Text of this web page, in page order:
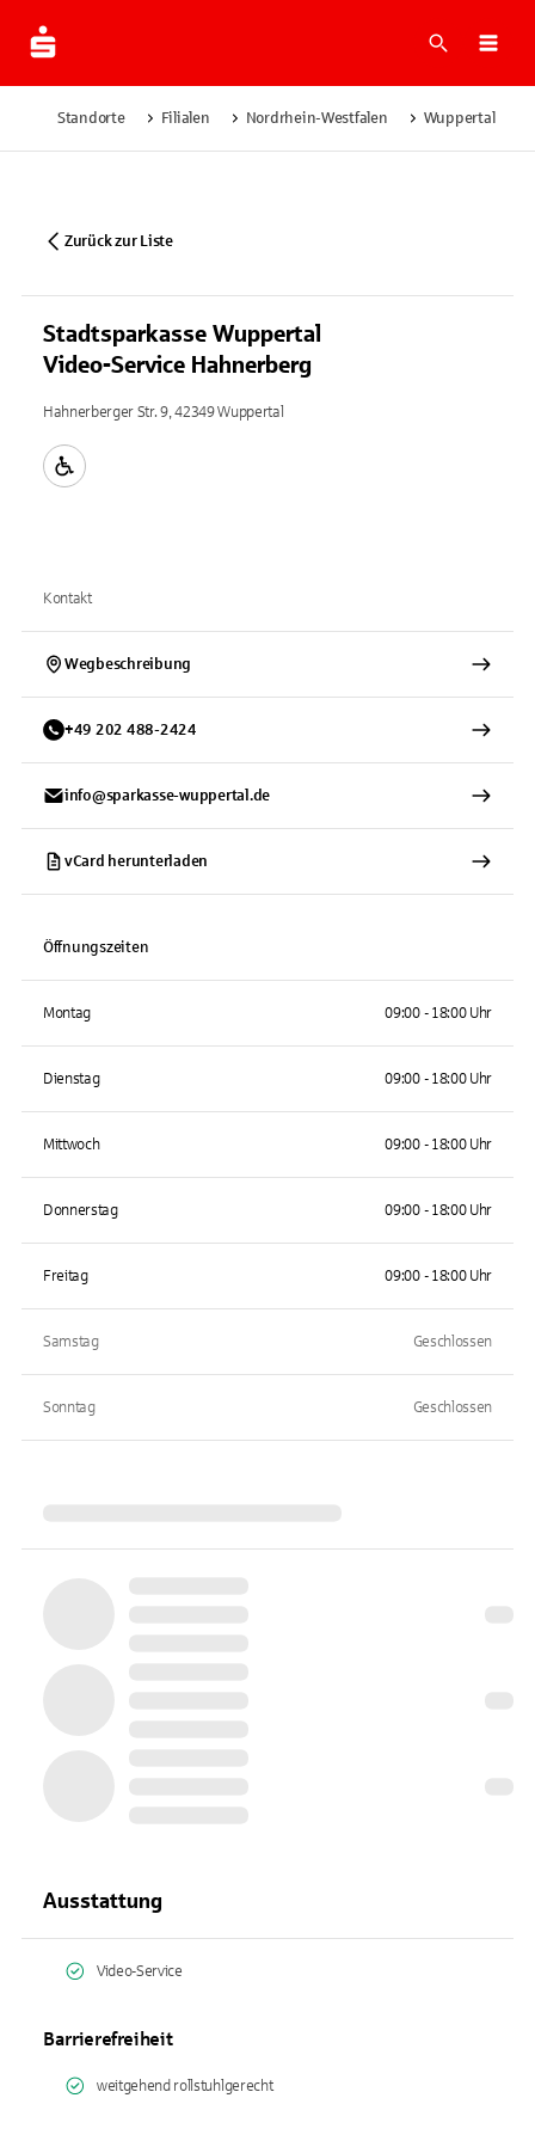
Suche
Standorte Filialen Nordrhein-Westfalen Wuppertal
Zurück zur Liste
Stadtsparkasse Wuppertal
Video-Service Hahnerberg
Hahnerberger Str. 9, 42349 Wuppertal
Kontakt
Wegbeschreibung
+49 202 488-2424
info@sparkasse-wuppertal.de
vCard herunterladen
Öffnungszeiten
Montag 09:00 - 18:00 Uhr
Dienstag 09:00 - 18:00 Uhr
Mittwoch 09:00 - 18:00 Uhr
Donnerstag 09:00 - 18:00 Uhr
Freitag 09:00 - 18:00 Uhr
Samstag Geschlossen
Sonntag Geschlossen
Ausstattung
Video-Service
Barrierefreiheit
weitgehend rollstuhlgerecht